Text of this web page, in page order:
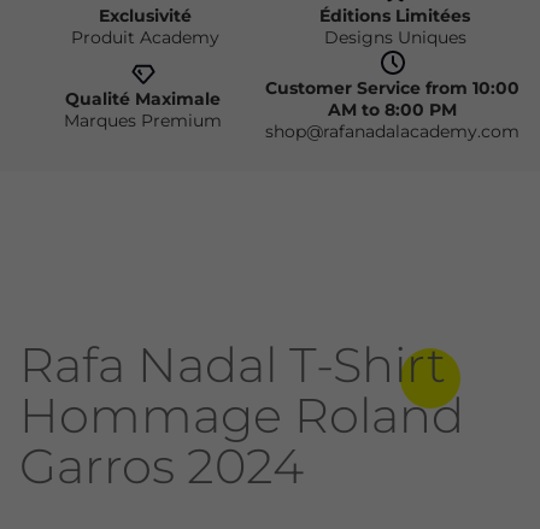
Exclusivité
Produit Academy
Éditions Limitées
Designs Uniques
Qualité Maximale
Marques Premium
Customer Service from 10:00
AM to 8:00 PM
shop@rafanadalacademy.com
Rafa Nadal T-Shirt
Hommage Roland
Garros 2024